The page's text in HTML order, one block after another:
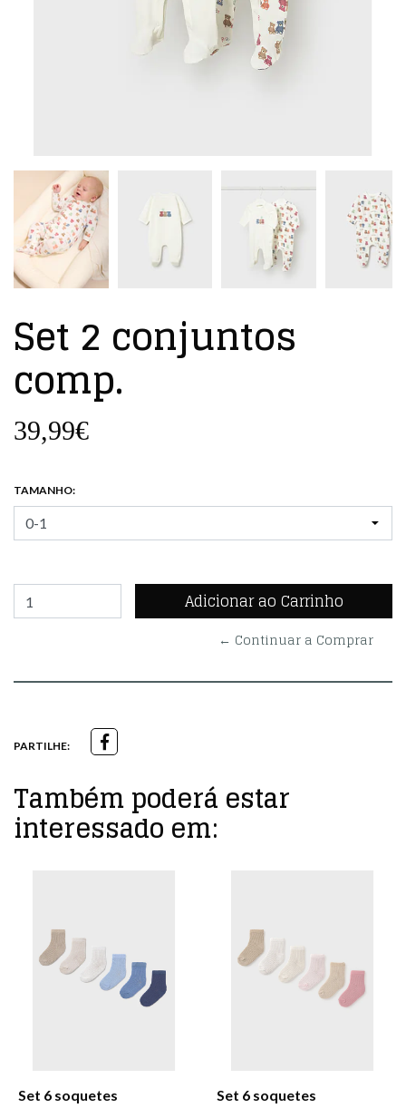
Set 2 conjuntos
comp.
39,99€
TAMANHO:
← Continuar a Comprar
PARTILHE:
Também poderá estar
interessado em:
Set 6 soquetes Set 6 soquetes